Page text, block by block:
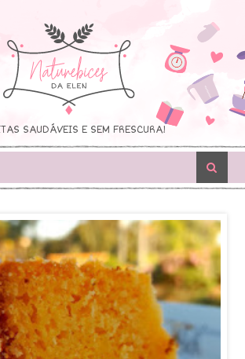
SAUDÁVEIS E SEM FRESCURA!